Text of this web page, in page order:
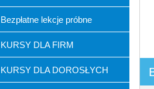
Bezpłatne lekcje próbne
KURSY DLA FIRM
KURSY DLA DOROSŁYCH